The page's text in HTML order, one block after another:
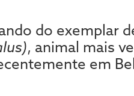
do exemplar
, animal mais
em